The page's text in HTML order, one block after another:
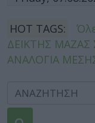
HOT TAGS:
ΔΕΙΚΤΗΣ
ΑΝΑΛΟΓΙΑ